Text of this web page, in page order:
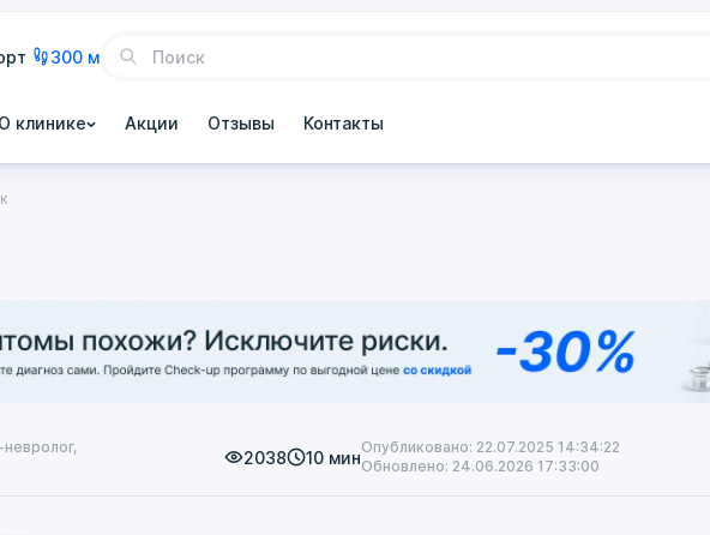
300 м
О клинике Акции Отзывы Контакты
невролог,
2038 10 минОпубликовано: 22.07.2025 14:34:22
Обновлено: 24.06.2026 17:33:00